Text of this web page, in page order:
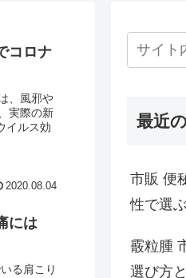
コロナ
、風邪や
実際の新
イルス効
2020.08.04
には
る肩こり
最近
市販 便
性で選
霰粒腫
選び方